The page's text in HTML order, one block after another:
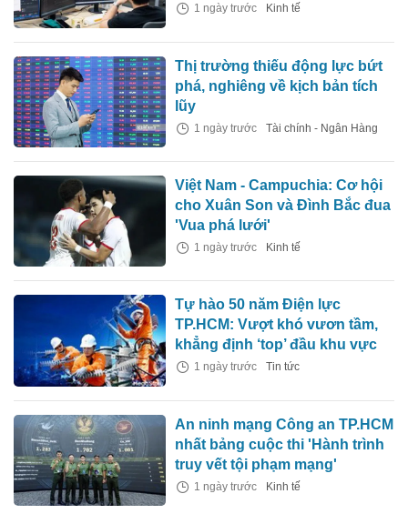
1 ngày trước Kinh tế
Thị trường thiếu động lực bứt
phá, nghiêng về kịch bản tích
lũy
1 ngày trước Tài chính - Ngân Hàng
Việt Nam - Campuchia: Cơ hội
cho Xuân Son và Đình Bắc đua
'Vua phá lưới'
1 ngày trước Kinh tế
Tự hào 50 năm Điện lực
TP.HCM: Vượt khó vươn tầm,
khẳng định ‘top’ đầu khu vực
1 ngày trước Tin tức
An ninh mạng Công an TP.HCM
nhất bảng cuộc thi 'Hành trình
truy vết tội phạm mạng'
1 ngày trước Kinh tế